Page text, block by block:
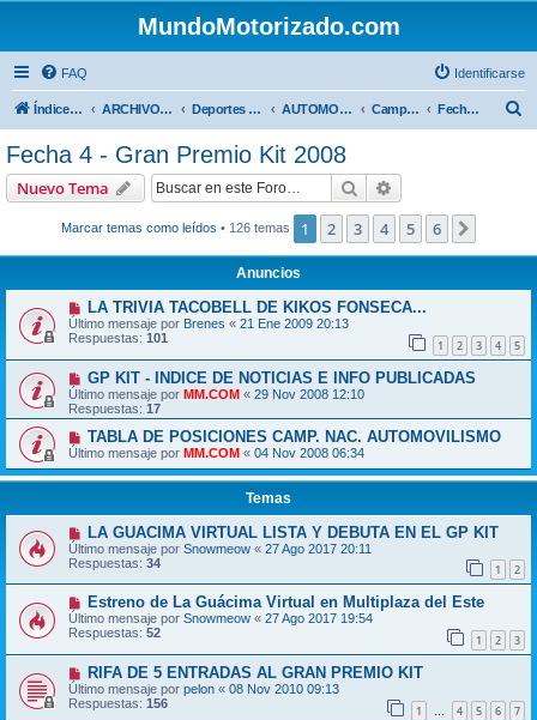
MundoMotorizado.com
FAQ Identificarse
Índice general ARCHIVO HASTA 2018 Deportes Internacionales AUTOMOVILISMO DE CENTROAMERICA Campeonato Centroamericano 2008 Fecha 4 - Gran Premio Kit 2008
Fecha 4 - Gran Premio Kit 2008
Nuevo Tema Buscar
Marcar temas como leídos • 126 temas 1 2 3 4 5 6
Anuncios
LA TRIVIA TACOBELL DE KIKOS FONSECA...
Último mensaje por Brenes « 21 Ene 2009 20:13
Respuestas: 101 1 2 3 4 5
GP KIT - INDICE DE NOTICIAS E INFO PUBLICADAS
Último mensaje por MM.COM « 29 Nov 2008 12:10
Respuestas: 17
TABLA DE POSICIONES CAMP. NAC. AUTOMOVILISMO
Último mensaje por MM.COM « 04 Nov 2008 06:34
Temas
LA GUACIMA VIRTUAL LISTA Y DEBUTA EN EL GP KIT
Último mensaje por Snowmeow « 27 Ago 2017 20:11
Respuestas: 34 1 2
Estreno de La Guácima Virtual en Multiplaza del Este
Último mensaje por Snowmeow « 27 Ago 2017 19:54
Respuestas: 52 1 2 3
RIFA DE 5 ENTRADAS AL GRAN PREMIO KIT
Último mensaje por pelon « 08 Nov 2010 09:13
Respuestas: 156 1 … 4 5 6 7